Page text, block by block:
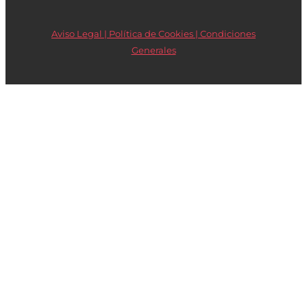
Aviso Legal | Política de Cookies | Condiciones
Generales